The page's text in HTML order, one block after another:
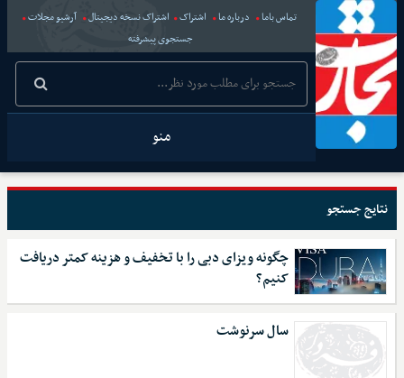
تماس باما درباره ما اشتراک اشتراک نسخه دیجیتال
آرشیو مجلات
جستجوی پیشرفته
منو
نتایج جستجو
چگونه ویزای دبی را با تخفیف و هزینه کمتر دریافت
کنیم؟
سال سرنوشت